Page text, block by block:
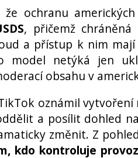
ochranu
, přičemž
a přístup k nim
model netýká jen
obsahu v
oznámil
a posílit dohled
změnit. Z
kdo kontroluje